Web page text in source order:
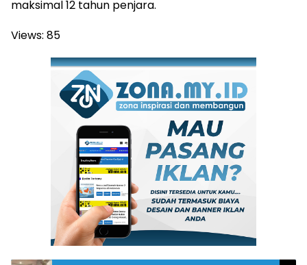
maksimal 12 tahun penjara.
Views: 85